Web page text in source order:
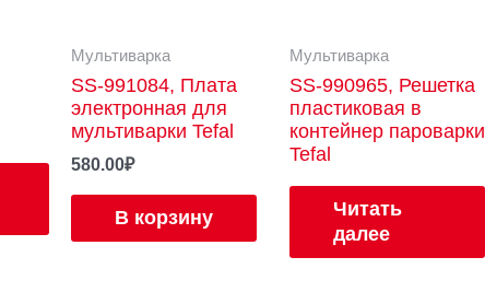
Мультиварка
SS-991084, Плата
электронная для
мультиварки Tefal
580.00₽
В корзину
Мультиварка
SS-990965, Решетка
пластиковая в
контейнер пароварки
Tefal
Читать
далее